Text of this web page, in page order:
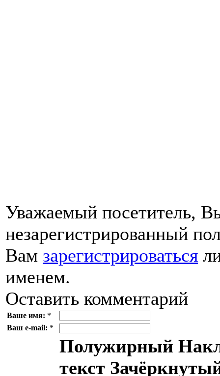
Уважаемый посетитель,
незарегистрированный
Вам зарегистрироваться
именем.
Оставить комментарий
Ваше имя: *
Ваш e-mail: *
Полужирный
текст